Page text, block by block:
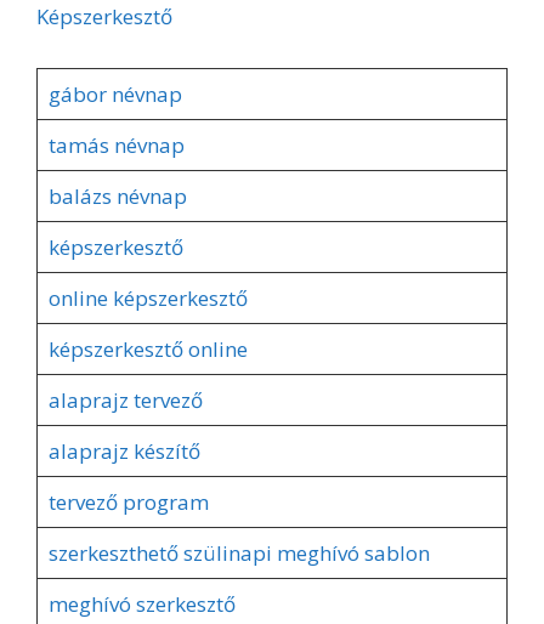
Képszerkesztő
gábor névnap
tamás névnap
balázs névnap
képszerkesztő
online képszerkesztő
képszerkesztő online
alaprajz tervező
alaprajz készítő
tervező program
szerkeszthető szülinapi meghívó sablon
meghívó szerkesztő